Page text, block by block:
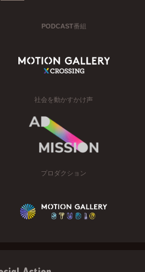
PODCAST番組
社会を動かすかけ声
プロダクション